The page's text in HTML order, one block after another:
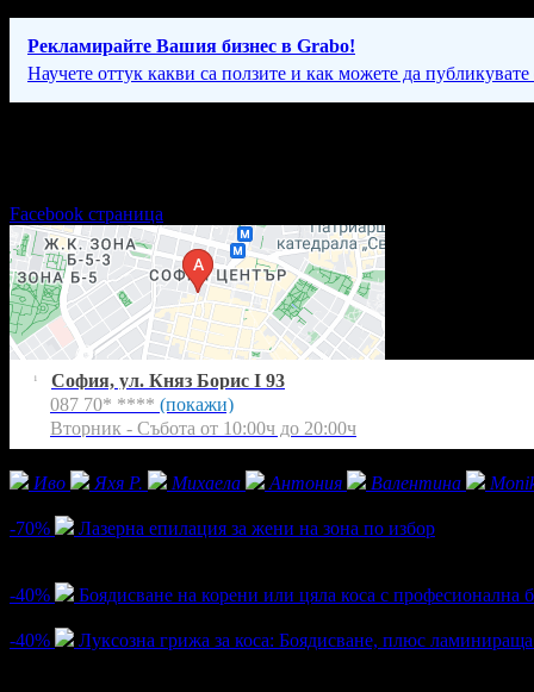
Рекламирайте Вашия бизнес в Grabo!
Научете оттук какви са ползите и как можете да публикувате
Facebook страница
1
София, ул. Княз Борис I 93
087 70* **** (покажи)
Вторник - Събота от 10:00ч до 20:00ч
Иво
Яхя Р. Михаела Антония Валентина
-70%
Лазерна епилация за жени на зона по избор
-40%
Боядисване на корени или цяла коса с
-40%
Луксозна грижа за коса: Боядисване, плюс